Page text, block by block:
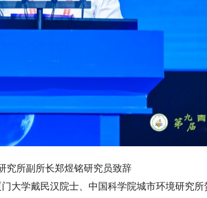
究所副所长郑煜铭研究员致辞
大学戴民汉院士、中国科学院城市环境研究